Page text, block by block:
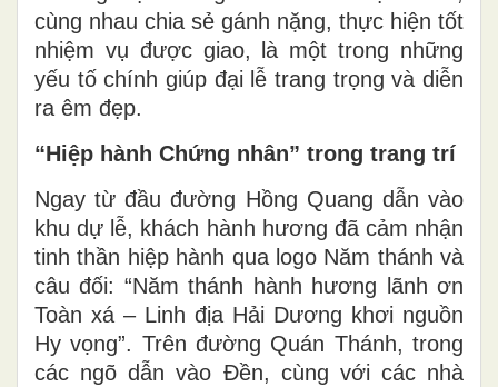
cùng nhau chia sẻ gánh nặng, thực hiện tốt
nhiệm vụ được giao, là một trong những
yếu tố chính giúp đại lễ trang trọng và diễn
ra êm đẹp.
“Hiệp hành Chứng nhân” trong trang trí
Ngay từ đầu đường Hồng Quang dẫn vào
khu dự lễ, khách hành hương đã cảm nhận
tinh thần hiệp hành qua logo Năm thánh và
câu đối: “Năm thánh hành hương lãnh ơn
Toàn xá – Linh địa Hải Dương khơi nguồn
Hy vọng”. Trên đường Quán Thánh, trong
các ngõ dẫn vào Đền, cùng với các nhà